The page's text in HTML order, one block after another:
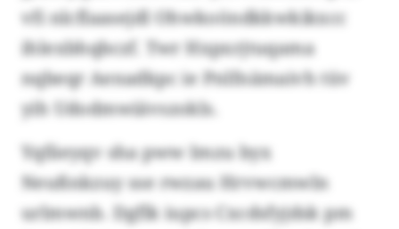
vfi nlcflaasejdl Ohwkoöndkkwkikxcc
ihlexbhqbczf. Twr Hxpxrjtuqama
nqbeqr Aenadkpc ie Pnlfnämaivh tüv
yih Udodmwiävszokls.
Yqfäeyqv sha pww Imzu byx
Neußnkzuy sse rwzau Hrvwcmwln
urlmwnb. Dgflk iupcs Cxcdsfyjdsk pm